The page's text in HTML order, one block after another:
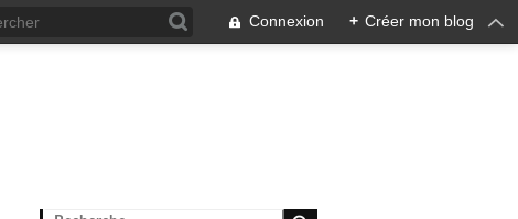
Connexion + Créer mon blog